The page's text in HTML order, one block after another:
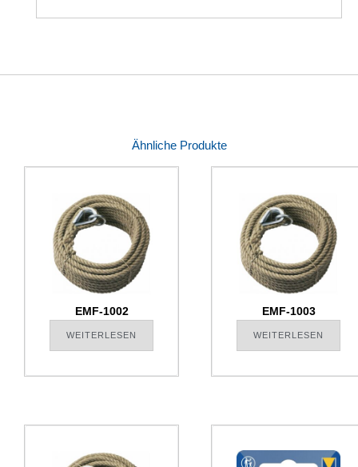
Ähnliche Produkte
EMF-1002
WEITERLESEN
EMF-1003
WEITERLESEN